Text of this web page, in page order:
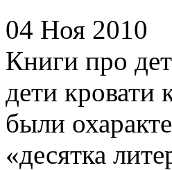
04 Ноя 2010
Книги про
дети кровати
были
«десятка